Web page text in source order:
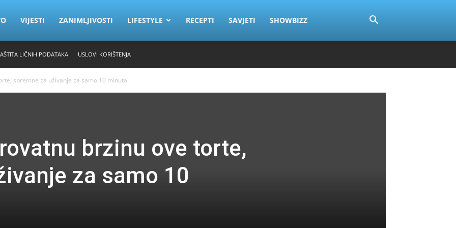
VIJESTI ZANIMLJIVOSTI LIFESTYLE RECEPTI SAVJETI SHOWBIZZ
LIČNIH PODATAKA USLOVI KORIŠTENJA
spremne za uživanje za samo 10 minuta.
brzinu ove torte,
za samo 10